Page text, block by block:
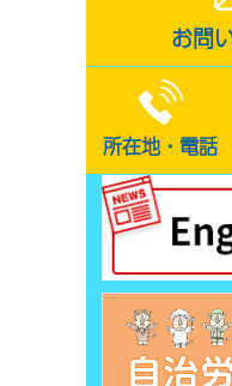
お問
所在地・電話